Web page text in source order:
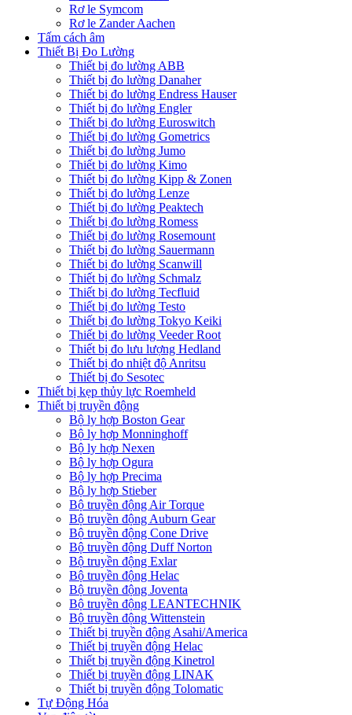
Rơ le Symcom
Rơ le Zander Aachen
Tấm cách âm
Thiết Bị Đo Lường
Thiết bị đo lường ABB
Thiết bị đo lường Danaher
Thiết bị đo lường Endress Hauser
Thiết bị đo lường Engler
Thiết bị đo lường Euroswitch
Thiết bị đo lường Gometrics
Thiết bị đo lường Jumo
Thiết bị đo lường Kimo
Thiết bị đo lường Kipp & Zonen
Thiết bị đo lường Lenze
Thiết bị đo lường Peaktech
Thiết bị đo lường Romess
Thiết bị đo lường Rosemount
Thiết bị đo lường Sauermann
Thiết bị đo lường Scanwill
Thiết bị đo lường Schmalz
Thiết bị đo lường Tecfluid
Thiết bị đo lường Testo
Thiết bị đo lường Tokyo Keiki
Thiết bị đo lường Veeder Root
Thiết bị đo lưu lượng Hedland
Thiết bị đo nhiệt độ Anritsu
Thiết bị đo Sesotec
Thiết bị kẹp thủy lực Roemheld
Thiết bị truyền động
Bộ ly hợp Boston Gear
Bộ ly hợp Monninghoff
Bộ ly hợp Nexen
Bộ ly hợp Ogura
Bộ ly hợp Precima
Bộ ly hợp Stieber
Bộ truyền động Air Torque
Bộ truyền động Auburn Gear
Bộ truyền động Cone Drive
Bộ truyền động Duff Norton
Bộ truyền động Exlar
Bộ truyền động Helac
Bộ truyền động Joventa
Bộ truyền động LEANTECHNIK
Bộ truyền động Wittenstein
Thiết bị truyền động Asahi/America
Thiết bị truyền động Helac
Thiết bị truyền động Kinetrol
Thiết bị truyền động LINAK
Thiết bị truyền động Tolomatic
Tự Động Hóa